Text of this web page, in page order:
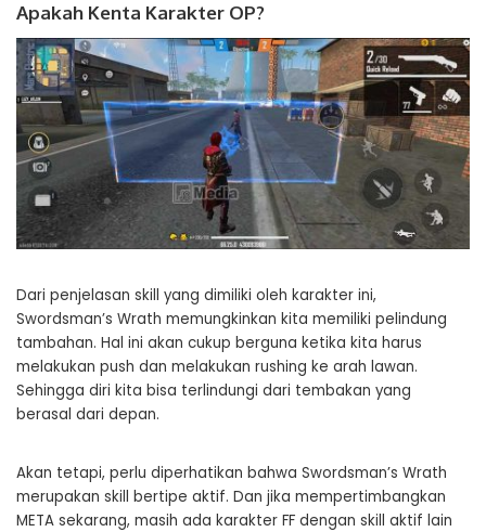
Apakah Kenta Karakter OP?
Dari penjelasan skill yang dimiliki oleh karakter ini,
Swordsman’s Wrath memungkinkan kita memiliki pelindung
tambahan. Hal ini akan cukup berguna ketika kita harus
melakukan push dan melakukan rushing ke arah lawan.
Sehingga diri kita bisa terlindungi dari tembakan yang
berasal dari depan.
Akan tetapi, perlu diperhatikan bahwa Swordsman’s Wrath
merupakan skill bertipe aktif. Dan jika mempertimbangkan
META sekarang, masih ada karakter FF dengan skill aktif lain